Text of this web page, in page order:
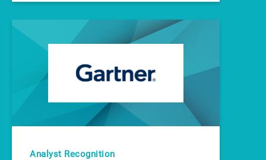
Analyst Recognition